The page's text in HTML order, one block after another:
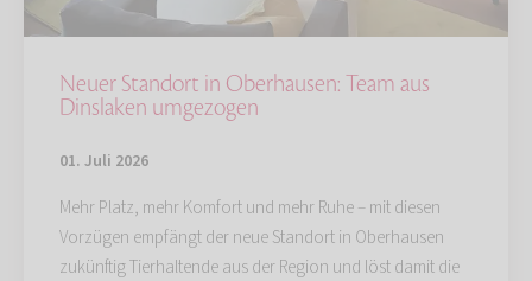
Neuer Standort in Oberhausen: Team aus
Dinslaken umgezogen
01. Juli 2026
Mehr Platz, mehr Komfort und mehr Ruhe – mit diesen
Vorzügen empfängt der neue Standort in Oberhausen
zukünftig Tierhaltende aus der Region und löst damit die